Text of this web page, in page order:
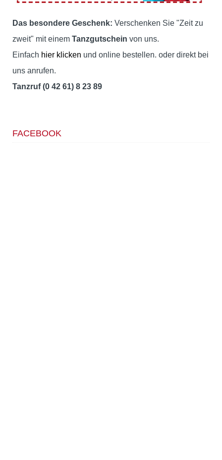
Das besondere Geschenk: Verschenken Sie "Zeit zu
zweit" mit einem Tanzgutschein von uns.
Einfach hier klicken und online bestellen. oder direkt bei
uns anrufen.
Tanzruf (0 42 61) 8 23 89
FACEBOOK